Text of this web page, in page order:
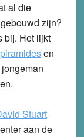
al die
zijn?
bij. Het lijkt
en
Stuart
aan de